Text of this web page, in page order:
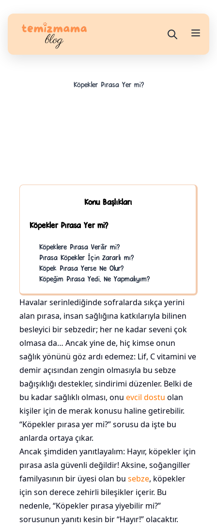
Köpekler Pırasa Yer mi?
Konu Başlıkları
Köpekler Pırasa Yer mi?
Köpeklere Pırasa Verilir mi?
Pırasa Köpekler İçin Zararlı mı?
Köpek Pırasa Yerse Ne Olur?
Köpeğim Pırasa Yedi, Ne Yapmalıyım?
Havalar serinlediğinde sofralarda sıkça yerini
alan pırasa, insan sağlığına katkılarıyla bilinen
besleyici bir sebzedir; her ne kadar seveni çok
olmasa da… Ancak yine de, hiç kimse onun
sağlık yönünü göz ardı edemez: Lif, C vitamini ve
demir açısından zengin olmasıyla bu sebze
bağışıklığı destekler, sindirimi düzenler. Belki de
bu kadar sağlıklı olması, onu evcil dostu olan
kişiler için de merak konusu haline getirebilir.
“Köpekler pırasa yer mi?” sorusu da işte bu
anlarda ortaya çıkar.
Ancak şimdiden yanıtlayalım: Hayır, köpekler için
pırasa asla güvenli değildir! Aksine, soğangiller
familyasının bir üyesi olan bu sebze, köpekler
için son derece zehirli bileşikler içerir. Bu
nedenle, “Köpekler pırasa yiyebilir mi?”
sorusunun yanıtı kesin bir “Hayır!” olacaktır.